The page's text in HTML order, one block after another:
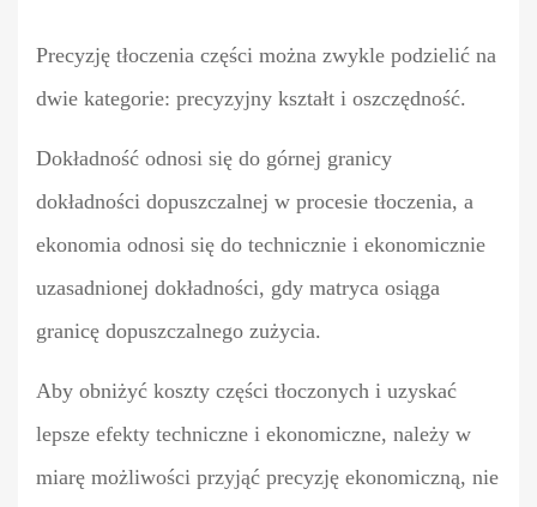
Precyzję tłoczenia części można zwykle podzielić na
dwie kategorie: precyzyjny kształt i oszczędność.
Dokładność odnosi się do górnej granicy
dokładności dopuszczalnej w procesie tłoczenia, a
ekonomia odnosi się do technicznie i ekonomicznie
uzasadnionej dokładności, gdy matryca osiąga
granicę dopuszczalnego zużycia.
Aby obniżyć koszty części tłoczonych i uzyskać
lepsze efekty techniczne i ekonomiczne, należy w
miarę możliwości przyjąć precyzję ekonomiczną, nie